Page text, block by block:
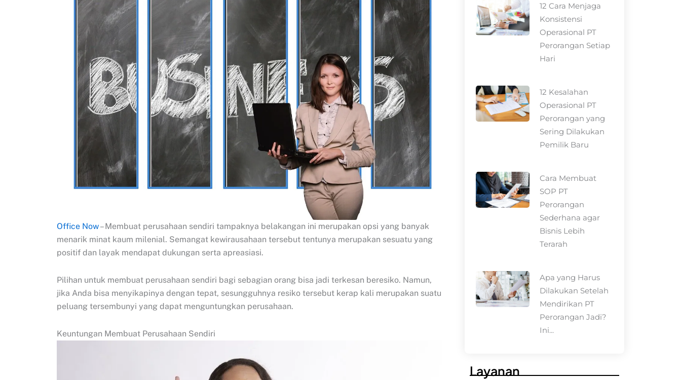
Office Now– Membuat perusahaan sendiri tampaknya belakangan ini merupakan opsi yang banyak
menarik minat kaum milenial. Semangat kewirausahaan tersebut tentunya merupakan sesuatu yang
positif dan layak mendapat dukungan serta apreasiasi.
Pilihan untuk membuat perusahaan sendiri bagi sebagian orang bisa jadi terkesan beresiko. Namun,
jika Anda bisa menyikapinya dengan tepat, sesungguhnya resiko tersebut kerap kali merupakan suatu
peluang tersembunyi yang dapat menguntungkan perusahaan.
Keuntungan Membuat Perusahaan Sendiri
12 Cara Menjaga
Konsistensi
Operasional PT
Perorangan Setiap
Hari
12 Kesalahan
Operasional PT
Perorangan yang
Sering Dilakukan
Pemilik Baru
Cara Membuat
SOP PT
Perorangan
Sederhana agar
Bisnis Lebih
Terarah
Apa yang Harus
Dilakukan Setelah
Mendirikan PT
Perorangan Jadi?
Ini...
Layanan